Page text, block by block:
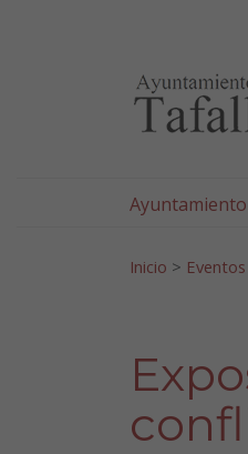
Ayuntamiento
Inicio > Eventos